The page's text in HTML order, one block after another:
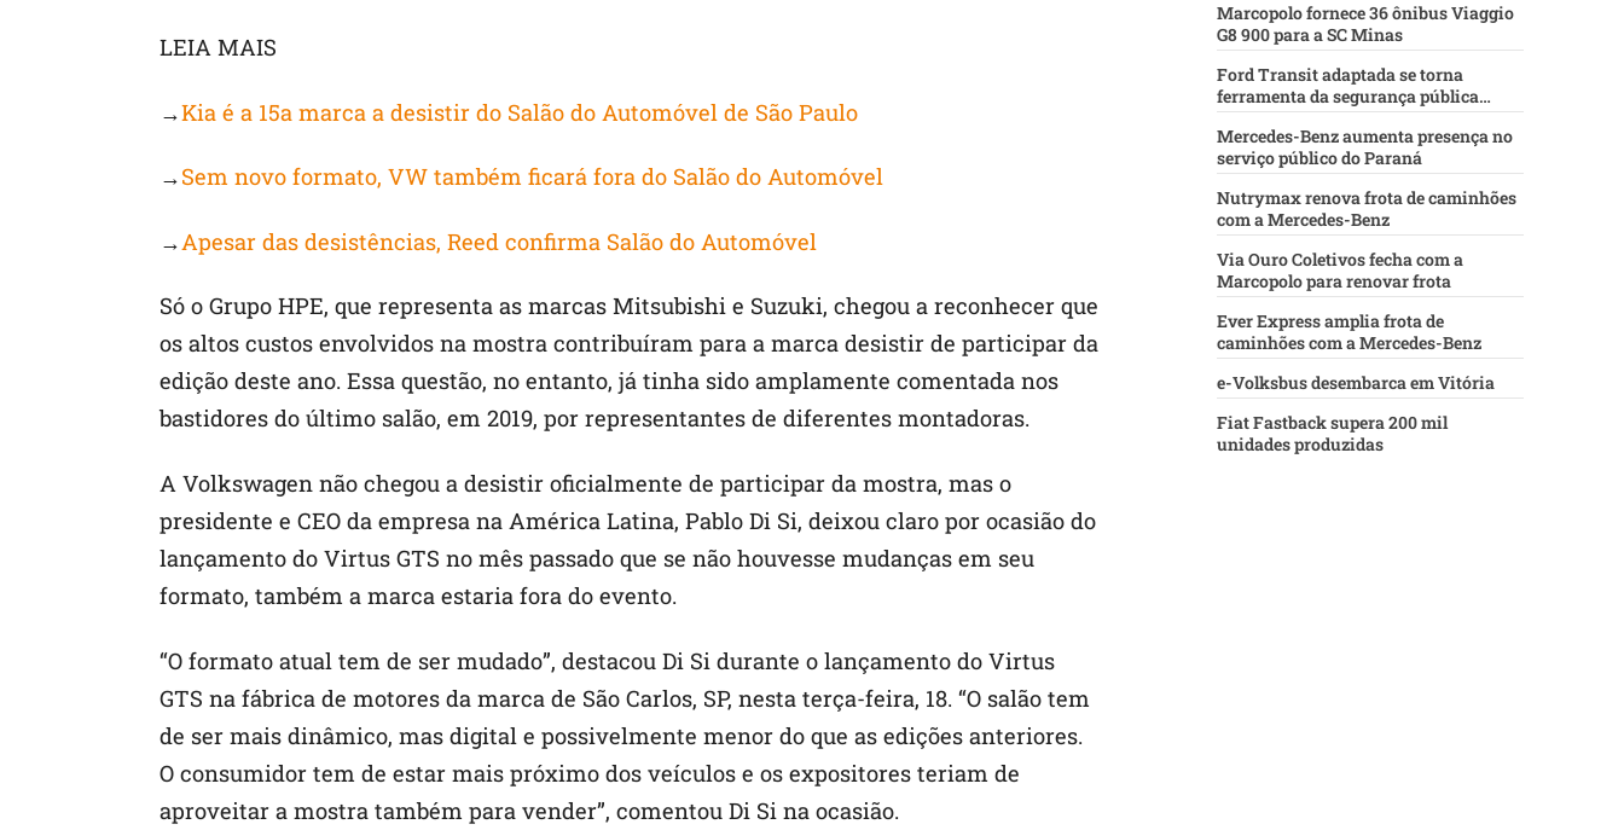
LEIA MAIS
→Kia é a 15a marca a desistir do Salão do Automóvel de São Paulo
→Sem novo formato, VW também ficará fora do Salão do Automóvel
→Apesar das desistências, Reed confirma Salão do Automóvel
Só o Grupo HPE, que representa as marcas Mitsubishi e Suzuki, chegou a reconhecer que
os altos custos envolvidos na mostra contribuíram para a marca desistir de participar da
edição deste ano. Essa questão, no entanto, já tinha sido amplamente comentada nos
bastidores do último salão, em 2019, por representantes de diferentes montadoras.
A Volkswagen não chegou a desistir oficialmente de participar da mostra, mas o
presidente e CEO da empresa na América Latina, Pablo Di Si, deixou claro por ocasião do
lançamento do Virtus GTS no mês passado que se não houvesse mudanças em seu
formato, também a marca estaria fora do evento.
“O formato atual tem de ser mudado”, destacou Di Si durante o lançamento do Virtus
GTS na fábrica de motores da marca de São Carlos, SP, nesta terça-feira, 18. “O salão tem
de ser mais dinâmico, mas digital e possivelmente menor do que as edições anteriores.
O consumidor tem de estar mais próximo dos veículos e os expositores teriam de
aproveitar a mostra também para vender”, comentou Di Si na ocasião.
Marcopolo fornece 36 ônibus Viaggio
G8 900 para a SC Minas
Ford Transit adaptada se torna
ferramenta da segurança pública
baiana
Mercedes-Benz aumenta presença no
serviço público do Paraná
Nutrymax renova frota de caminhões
com a Mercedes-Benz
Via Ouro Coletivos fecha com a
Marcopolo para renovar frota
Ever Express amplia frota de
caminhões com a Mercedes-Benz
e-Volksbus desembarca em Vitória
Fiat Fastback supera 200 mil
unidades produzidas